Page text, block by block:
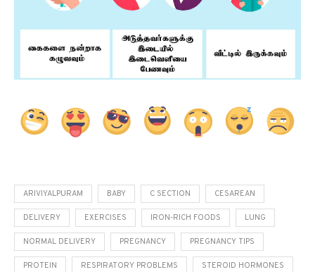
ARIVIYALPURAM BABY C SECTION CESAREAN
DELIVERY EXERCISES IRON-RICH FOODS LUNG
NORMAL DELIVERY PREGNANCY PREGNANCY TIPS
PROTEIN RESPIRATORY PROBLEMS STEROID HORMONES